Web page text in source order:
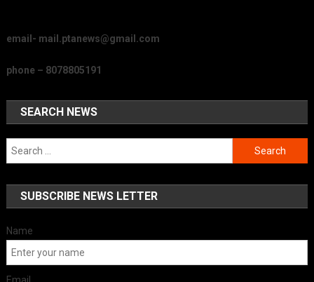
email- mail.ptanews@gmail.com
phone – 8078805191
SEARCH NEWS
Search
for:
SUBSCRIBE NEWS LETTER
Name
Email